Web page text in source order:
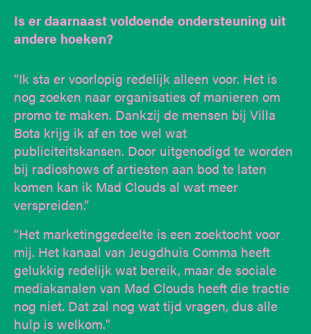
Is er daarnaast voldoende ondersteuning uit
andere hoeken?
“Ik sta er voorlopig redelijk alleen voor. Het is
nog zoeken naar organisaties of manieren om
promo te maken. Dankzij de mensen bij Villa
Bota krijg ik af en toe wel wat
publiciteitskansen. Door uitgenodigd te worden
bij radioshows of artiesten aan bod te laten
komen kan ik Mad Clouds al wat meer
verspreiden.”
“Het marketinggedeelte is een zoektocht voor
mij. Het kanaal van Jeugdhuis Comma heeft
gelukkig redelijk wat bereik, maar de sociale
mediakanalen van Mad Clouds heeft die tractie
nog niet. Dat zal nog wat tijd vragen, dus alle
hulp is welkom."